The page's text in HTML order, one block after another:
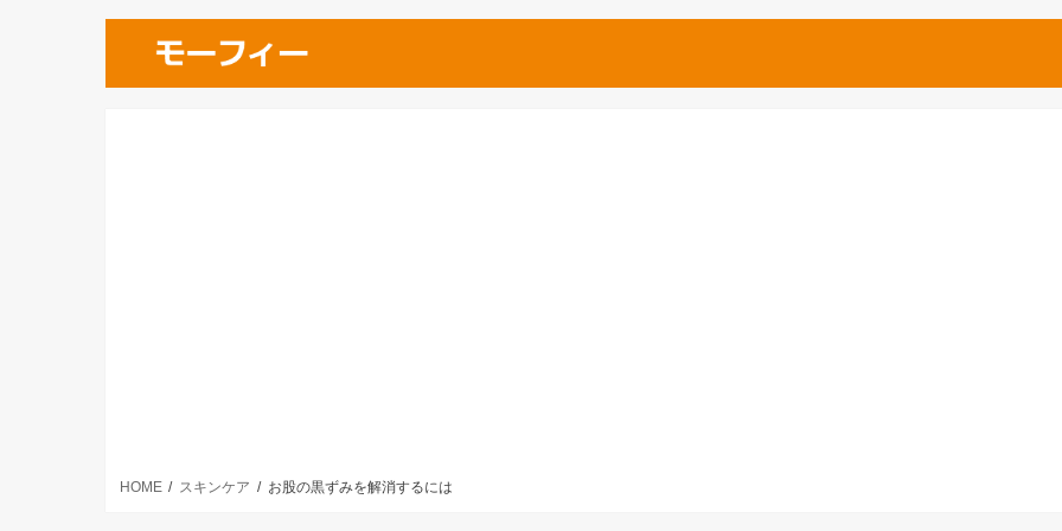
HOME スキンケア お股の黒ずみを解消するには